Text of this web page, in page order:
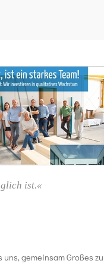
ist.«
gemeinsam Großes zu